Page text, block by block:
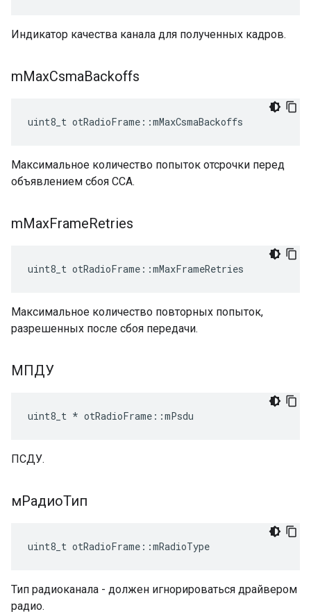
Индикатор качества канала для полученных кадров.
mMaxCsmaBackoffs
uint8_t otRadioFrame ::mMaxCsmaBackoffs
Максимальное количество попыток отсрочки перед
объявлением сбоя CCA.
mMaxFrameRetries
uint8_t otRadioFrame ::mMaxFrameRetries
Максимальное количество повторных попыток,
разрешенных после сбоя передачи.
МПДУ
uint8_t * otRadioFrame ::mPsdu
ПСДУ.
мРадиоТип
uint8_t otRadioFrame ::mRadioType
Тип радиоканала - должен игнорироваться драйвером
радио.